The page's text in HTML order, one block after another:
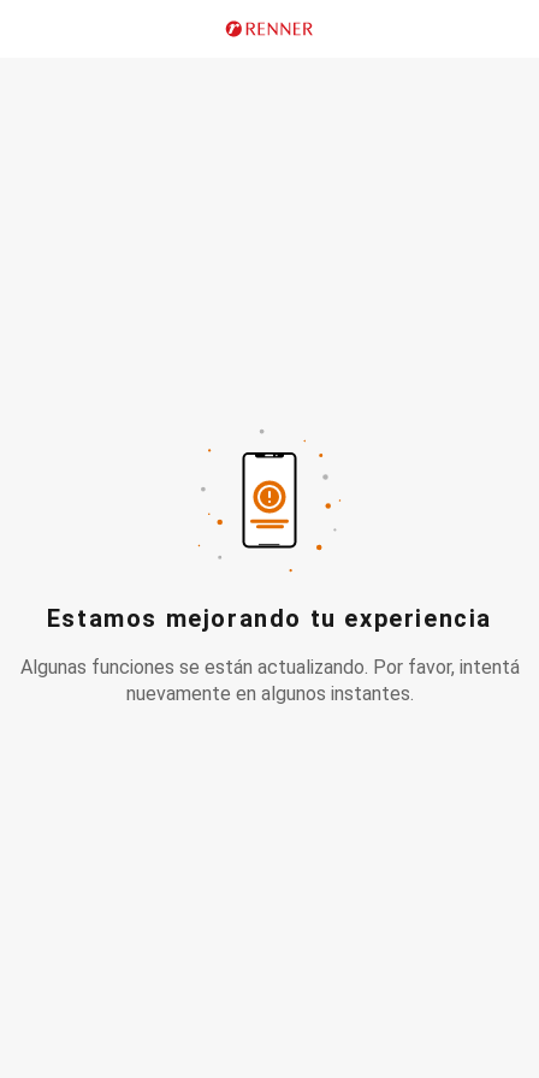
Estamos mejorando tu experiencia
Algunas funciones se están actualizando. Por favor, intentá
nuevamente en algunos instantes.